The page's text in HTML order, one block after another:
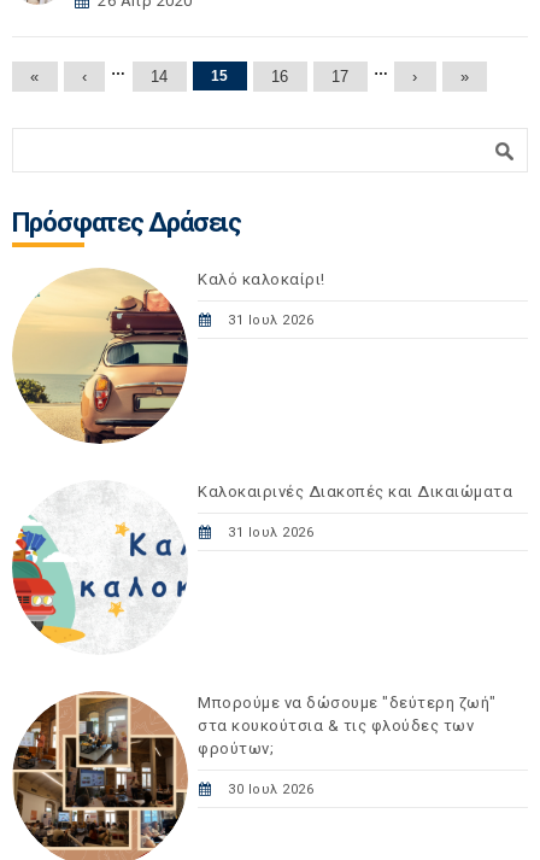
Σελίδες
« ‹ … 14 15 16 17 … › »
Πρόσφατες Δράσεις
Καλό καλοκαίρι!
31 Ιουλ 2026
Καλοκαιρινές Διακοπές και Δικαιώματα
31 Ιουλ 2026
Μπορούμε να δώσουμε "δεύτερη ζωή"
στα κουκούτσια & τις φλούδες των
φρούτων;
30 Ιουλ 2026